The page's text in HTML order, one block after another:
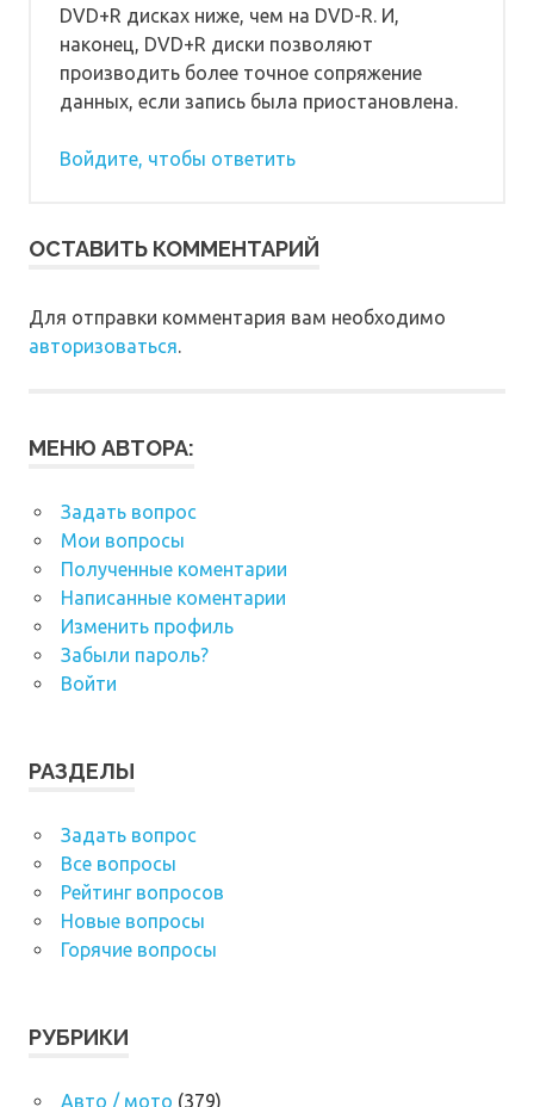
DVD+R дисках ниже, чем на DVD-R. И,
наконец, DVD+R диски позволяют
производить более точное сопряжение
данных, если запись была приостановлена.
Войдите, чтобы ответить
ОСТАВИТЬ КОММЕНТАРИЙ
Для отправки комментария вам необходимо
авторизоваться.
МЕНЮ АВТОРА:
Задать вопрос
Мои вопросы
Полученные коментарии
Написанные коментарии
Изменить профиль
Забыли пароль?
Войти
РАЗДЕЛЫ
Задать вопрос
Все вопросы
Рейтинг вопросов
Новые вопросы
Горячие вопросы
РУБРИКИ
Авто / мото (379)